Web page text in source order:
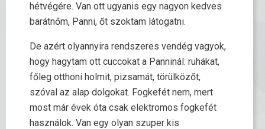
hétvégére. Van ott ugyanis egy nagyon kedves
barátnőm, Panni, őt szoktam látogatni.
De azért olyannyira rendszeres vendég vagyok,
hogy hagytam ott cuccokat a Panninál: ruhákat,
főleg otthoni holmit, pizsamát, törülközőt,
szóval az alap dolgokat. Fogkefét nem, mert
most már évek óta csak elektromos fogkefét
használok. Van egy olyan szuper kis